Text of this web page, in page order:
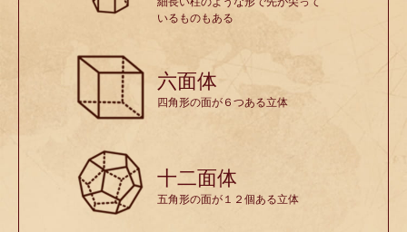
いるものもある
六面体
四角形の面が６つある立体
十二面体
五角形の面が１２個ある立体